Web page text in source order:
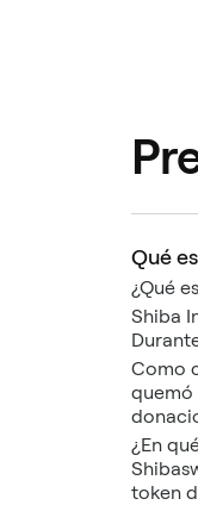
Qué
¿Qué
Shiba
Como
quemó
¿En
token